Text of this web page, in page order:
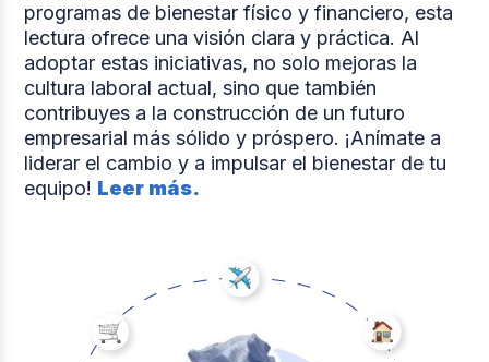
programas de bienestar físico y financiero, esta
lectura ofrece una visión clara y práctica. Al
adoptar estas iniciativas, no solo mejoras la
cultura laboral actual, sino que también
contribuyes a la construcción de un futuro
empresarial más sólido y próspero. ¡Anímate a
liderar el cambio y a impulsar el bienestar de tu
equipo! Leer más.